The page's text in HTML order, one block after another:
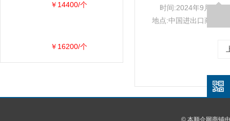
时间:2024年9月25-
地点:中国进出口商品交
￥14400/个
￥16200/个
© 本顺企网商铺由